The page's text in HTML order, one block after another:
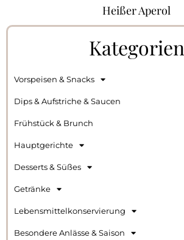
Heißer Aperol
Kategorien
Vorspeisen & Snacks
Dips & Aufstriche & Saucen
Frühstück & Brunch
Hauptgerichte
Desserts & Süßes
Getränke
Lebensmittelkonservierung
Besondere Anlässe & Saison